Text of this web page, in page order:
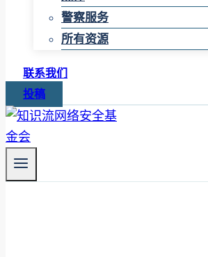
警察服务
所有资源
联系我们
投稿